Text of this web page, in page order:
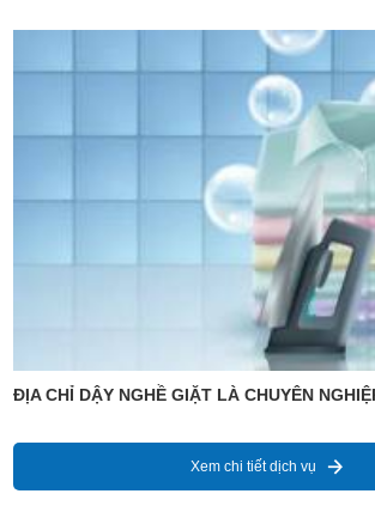
ĐỊA CHỈ DẬY NGHỀ GIẶT LÀ CHUYÊN
Xem chi tiết dịch vụ